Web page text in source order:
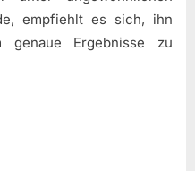
empfiehlt es sich, ihn
Ergebnisse zu